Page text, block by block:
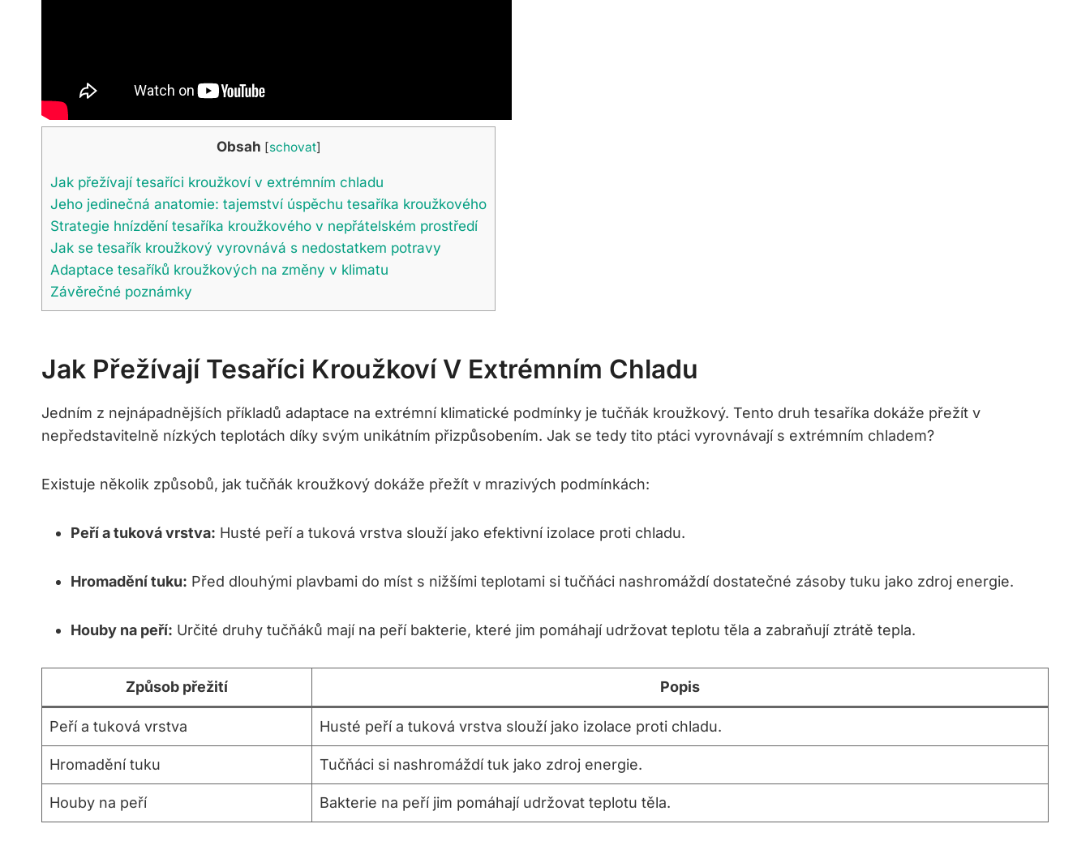
Obsah [schovat]
Jak přežívají tesaříci kroužkoví v extrémním chladu
Jeho jedinečná anatomie: tajemství úspěchu tesaříka kroužkového
Strategie hnízdění tesaříka kroužkového v nepřátelském prostředí
Jak se tesařík kroužkový vyrovnává s nedostatkem potravy
Adaptace tesaříků kroužkových na změny v klimatu
Závěrečné poznámky
Jak Přežívají Tesaříci Kroužkoví V Extrémním Chladu
Jedním z nejnápadnějších příkladů adaptace na extrémní klimatické podmínky je tučňák kroužkový. Tento druh tesaříka dokáže přežít v
nepředstavitelně nízkých teplotách díky svým unikátním přizpůsobením. Jak se tedy tito ptáci vyrovnávají s extrémním chladem?
Existuje několik způsobů, jak tučňák kroužkový dokáže přežít v mrazivých podmínkách:
Peří a tuková vrstva: Husté peří a tuková vrstva slouží jako efektivní izolace proti chladu.
Hromadění tuku: Před dlouhými plavbami do míst s nižšími teplotami si tučňáci nashromáždí dostatečné zásoby tuku jako zdroj energie.
Houby na peří: Určité druhy tučňáků mají na peří bakterie, které jim pomáhají udržovat teplotu těla a zabraňují ztrátě tepla.
Způsob přežití Popis
Peří a tuková vrstva Husté peří a tuková vrstva slouží jako izolace proti chladu.
Hromadění tuku Tučňáci si nashromáždí tuk jako zdroj energie.
Houby na peří Bakterie na peří jim pomáhají udržovat teplotu těla.